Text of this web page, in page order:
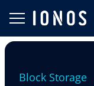
Block Storage